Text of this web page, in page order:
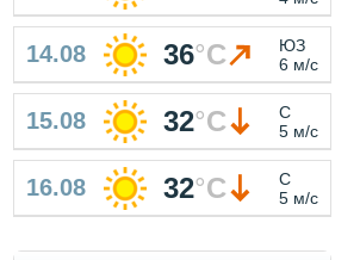
14.08 36°C
ЮЗ
6 м/с
15.08 32°C
С
5 м/с
16.08 32°C
С
5 м/с